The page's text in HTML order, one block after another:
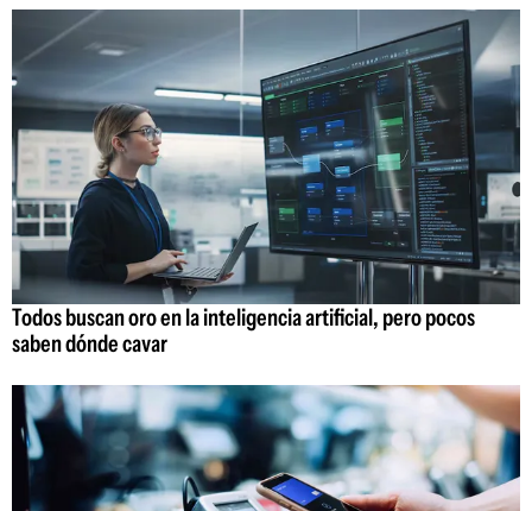
Todos buscan oro en la inteligencia artificial, pero pocos
saben dónde cavar